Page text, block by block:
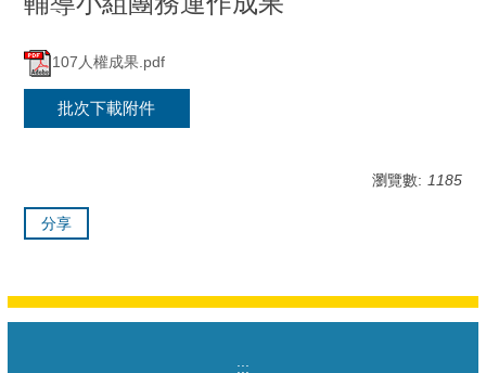
107人權成果.pdf
批次下載附件
瀏覽數: 1185
分享
:::